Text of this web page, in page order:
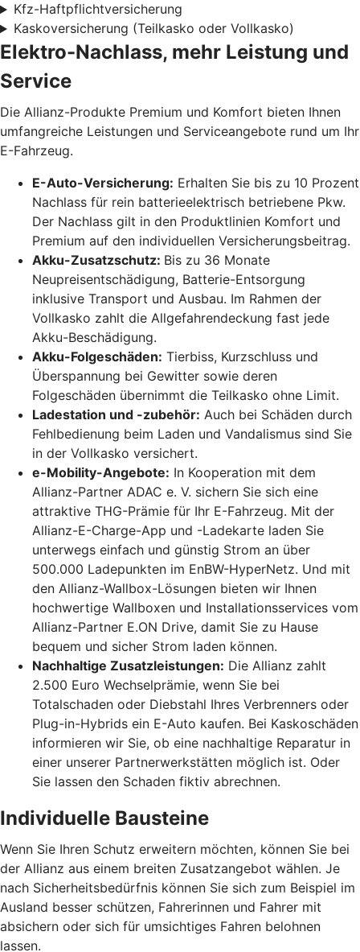
Kfz-Haftpflichtversicherung
Kaskoversicherung (Teilkasko oder Vollkasko)
Elektro-Nachlass, mehr Leistung und
Service
Die Allianz-Produkte Premium und Komfort bieten Ihnen
umfangreiche Leistungen und Serviceangebote rund um Ihr
E-Fahrzeug.
E-Auto-Versicherung: Erhalten Sie bis zu 10 Prozent
Nachlass für rein batterieelektrisch betriebene Pkw.
Der Nachlass gilt in den Produktlinien Komfort und
Premium auf den individuellen Versicherungsbeitrag.
Akku-Zusatzschutz: Bis zu 36 Monate
Neupreisentschädigung, Batterie-Entsorgung
inklusive Transport und Ausbau. Im Rahmen der
Vollkasko zahlt die Allgefahrendeckung fast jede
Akku-Beschädigung.
Akku-Folgeschäden: Tierbiss, Kurzschluss und
Überspannung bei Gewitter sowie deren
Folgeschäden übernimmt die Teilkasko ohne Limit.
Ladestation und -zubehör: Auch bei Schäden durch
Fehlbedienung beim Laden und Vandalismus sind Sie
in der Vollkasko versichert.
e-Mobility-Angebote: In Kooperation mit dem
Allianz-Partner ADAC e. V. sichern Sie sich eine
attraktive THG-Prämie für Ihr E-Fahrzeug. Mit der
Allianz-E-Charge-App und -Ladekarte laden Sie
unterwegs einfach und günstig Strom an über
500.000 Ladepunkten im EnBW-HyperNetz. Und mit
den Allianz-Wallbox-Lösungen bieten wir Ihnen
hochwertige Wallboxen und Installationsservices vom
Allianz-Partner E.ON Drive, damit Sie zu Hause
bequem und sicher Strom laden können.
Nachhaltige Zusatzleistungen: Die Allianz zahlt
2.500 Euro Wechselprämie, wenn Sie bei
Totalschaden oder Diebstahl Ihres Verbrenners oder
Plug-in-Hybrids ein E-Auto kaufen. Bei Kaskoschäden
informieren wir Sie, ob eine nachhaltige Reparatur in
einer unserer Partnerwerkstätten möglich ist. Oder
Sie lassen den Schaden fiktiv abrechnen.
Individuelle Bausteine
Wenn Sie Ihren Schutz erweitern möchten, können Sie bei
der Allianz aus einem breiten Zusatzangebot wählen. Je
nach Sicherheitsbedürfnis können Sie sich zum Beispiel im
Ausland besser schützen, Fahrerinnen und Fahrer mit
absichern oder sich für umsichtiges Fahren belohnen
lassen.